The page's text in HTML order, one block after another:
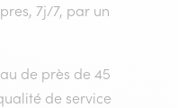
7j/7, par un
de près de 45
de service